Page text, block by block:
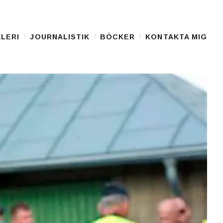
JOURNALISTIK BÖCKER KONTAKTA MIG